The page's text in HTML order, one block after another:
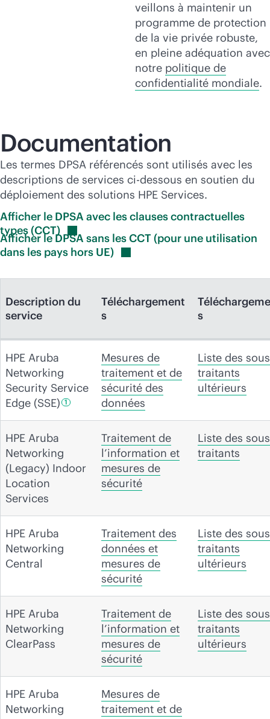
veillons à maintenir un
programme de protection
de la vie privée robuste,
en pleine adéquation avec
notre politique de
confidentialité mondiale.
Documentation
Les termes DPSA référencés sont utilisés avec les
descriptions de services ci-dessous en soutien du
déploiement des solutions HPE Services.
Afficher le DPSA avec les clauses contractuelles
types(CCT)
Afficher le DPSA sans les CCT (pour une utilisation
dans les pays hors UE)
Description du
service
Téléchargement
s
s
HPE Aruba
Networking
Security Service
Edge (SSE) 1
Mesures de
traitement et de
sécurité des
données
Liste des
traitants
ultérieurs
HPE Aruba
Networking
(Legacy) Indoor
Location
Services
Traitement de
l’information et
mesures de
sécurité
Liste des
traitants
HPE Aruba
Networking
Central
Traitement des
données et
mesures de
sécurité
Liste des
traitants
ultérieurs
HPE Aruba
Networking
ClearPass
Traitement de
l’information et
mesures de
sécurité
Liste des
traitants
ultérieurs
HPE Aruba
Networking
Mesures de
traitement et de